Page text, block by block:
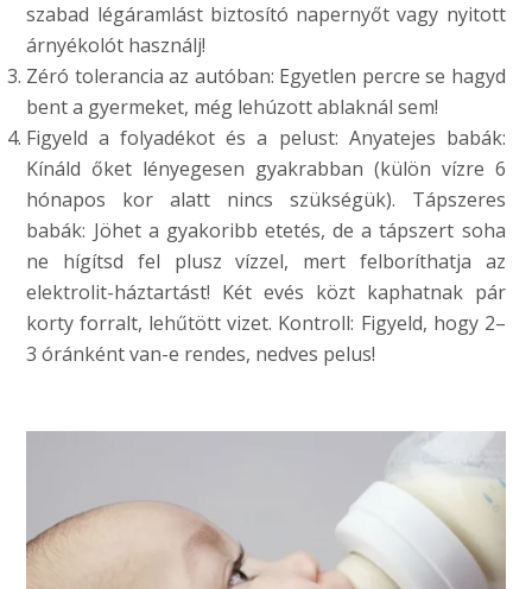
szabad légáramlást biztosító napernyőt vagy nyitott
árnyékolót használj!
Zéró tolerancia az autóban: Egyetlen percre se hagyd
bent a gyermeket, még lehúzott ablaknál sem!
Figyeld a folyadékot és a pelust: Anyatejes babák:
Kínáld őket lényegesen gyakrabban (külön vízre 6
hónapos kor alatt nincs szükségük). Tápszeres
babák: Jöhet a gyakoribb etetés, de a tápszert soha
ne hígítsd fel plusz vízzel, mert felboríthatja az
elektrolit-háztartást! Két evés közt kaphatnak pár
korty forralt, lehűtött vizet. Kontroll: Figyeld, hogy 2–
3 óránként van-e rendes, nedves pelus!